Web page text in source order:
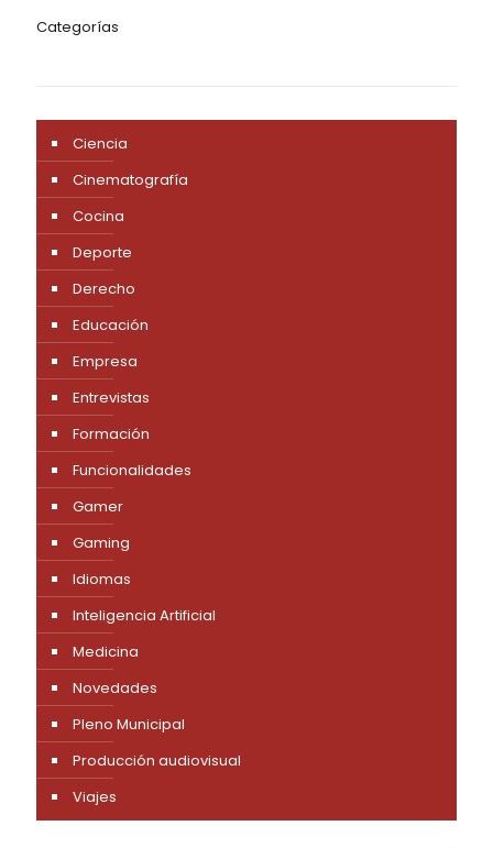
Categorías
Ciencia
Cinematografía
Cocina
Deporte
Derecho
Educación
Empresa
Entrevistas
Formación
Funcionalidades
Gamer
Gaming
Idiomas
Inteligencia Artificial
Medicina
Novedades
Pleno Municipal
Producción audiovisual
Viajes